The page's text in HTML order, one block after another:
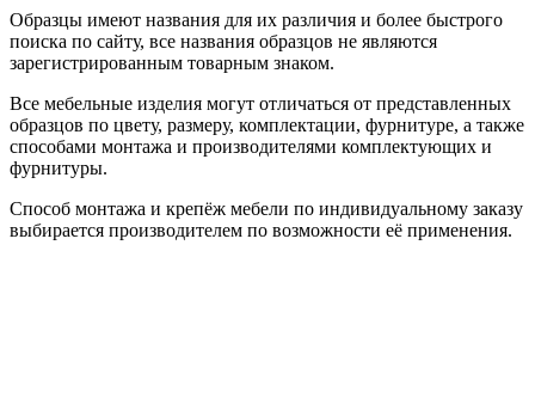
Образцы имеют названия для их различия и более быстрого
поиска по сайту, все названия образцов не являются
зарегистрированным товарным знаком.
Все мебельные изделия могут отличаться от представленных
образцов по цвету, размеру, комплектации, фурнитуре, а также
способами монтажа и производителями комплектующих и
фурнитуры.
Способ монтажа и крепёж мебели по индивидуальному заказу
выбирается производителем по возможности её применения.